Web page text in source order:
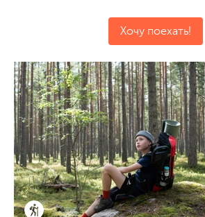
Хочу поехать!